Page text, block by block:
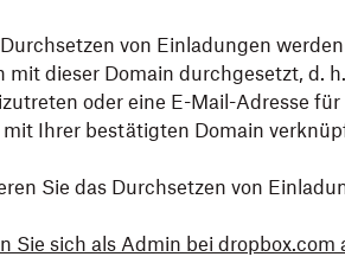
von Einladungen
mit dieser Domain durchgesetzt, d.
oder eine E-Mail-Adresse
Ihrer bestätigten Domain
Sie das Durchsetzen von
Sie sich als Admin bei dropbox.com